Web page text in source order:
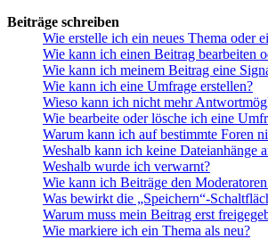
Beiträge schreiben
Wie erstelle ich ein neues Thema oder
Wie kann ich einen Beitrag bearbeiten
Wie kann ich meinem Beitrag eine
Wie kann ich eine Umfrage erstellen?
Wieso kann ich nicht mehr
Wie bearbeite oder lösche ich eine
Warum kann ich auf bestimmte Foren
Weshalb kann ich keine Dateianhänge
Weshalb wurde ich verwarnt?
Wie kann ich Beiträge den
Was bewirkt die „Speichern“-
Warum muss mein Beitrag erst
Wie markiere ich ein Thema als neu?